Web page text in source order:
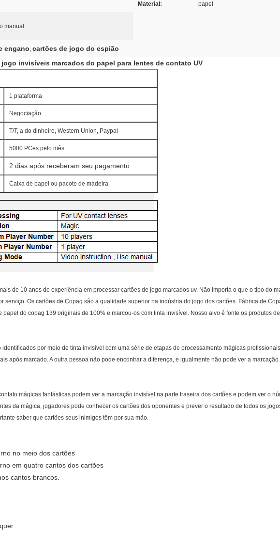
Material: papel
manual
engano, cartões de jogo do espião
invisíveis marcados do papel para lentes de contato UV
1 plataforma
Negociação
T/T, a do dinheiro, Western Union, Paypal
5000 PCes pelo mês
2 dias após receberam seu pagamento
Caixa de papel ou pacote de madeira
de 10 anos de experiência em processar cartões de jogo marcados uv. Não importa o que o tipo do
serviço. Os cartões de Copag são a qualidade superior na indústria do jogo dos cartões. Fábrica de
papel do copag 139 originais de 100% e marcou-os com tinta invisível. Nosso alvo é fonte os produtos
por meio de tinta invisível com uma série de etapas de processamento mágicas
após marcado. A outra pessoa não pode encontrar a diferença, e igualmente não pode ver a
mágicas fantásticas podem ver a marcação invisível na parte traseira dos cartões e podem ver o
da mágica, jogadores pode conhecer os cartões dos oponentes e prever o resultado de todos os
saber que cartões seus inimigos têm por sua mão.
no meio dos cartões
em quatro cantos dos cartões
cantos brancos.